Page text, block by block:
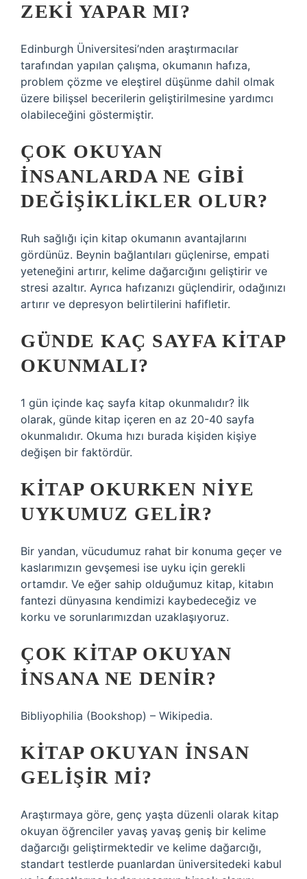
ZEKI YAPAR MI?
Edinburgh Üniversitesi’nden araştırmacılar
tarafından yapılan çalışma, okumanın hafıza,
problem çözme ve eleştirel düşünme dahil olmak
üzere bilişsel becerilerin geliştirilmesine yardımcı
olabileceğini göstermiştir.
ÇOK OKUYAN
INSANLARDA NE GIBI
DEĞIŞIKLIKLER OLUR?
Ruh sağlığı için kitap okumanın avantajlarını
gördünüz. Beynin bağlantıları güçlenirse, empati
yeteneğini artırır, kelime dağarcığını geliştirir ve
stresi azaltır. Ayrıca hafızanızı güçlendirir, odağınızı
artırır ve depresyon belirtilerini hafifletir.
GÜNDE KAÇ SAYFA KITAP
OKUNMALI?
1 gün içinde kaç sayfa kitap okunmalıdır? İlk
olarak, günde kitap içeren en az 20-40 sayfa
okunmalıdır. Okuma hızı burada kişiden kişiye
değişen bir faktördür.
KITAP OKURKEN NIYE
UYKUMUZ GELIR?
Bir yandan, vücudumuz rahat bir konuma geçer ve
kaslarımızın gevşemesi ise uyku için gerekli
ortamdır. Ve eğer sahip olduğumuz kitap, kitabın
fantezi dünyasına kendimizi kaybedeceğiz ve
korku ve sorunlarımızdan uzaklaşıyoruz.
ÇOK KITAP OKUYAN
INSANA NE DENIR?
Bibliyophilia (Bookshop) – Wikipedia.
KITAP OKUYAN INSAN
GELIŞIR MI?
Araştırmaya göre, genç yaşta düzenli olarak kitap
okuyan öğrenciler yavaş yavaş geniş bir kelime
dağarcığı geliştirmektedir ve kelime dağarcığı,
standart testlerde puanlardan üniversitedeki kabul